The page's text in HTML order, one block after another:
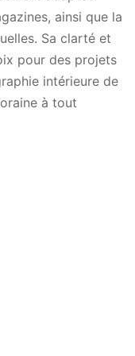
ainsi que la
Sa clarté et
pour des projets
intérieure de
à tout